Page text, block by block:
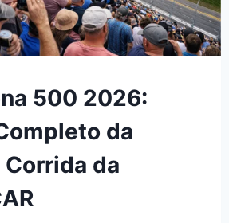
500 2026:
da
da